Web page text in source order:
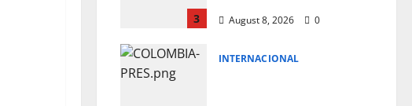
3 August 8, 2026 0
INTERNACIONAL